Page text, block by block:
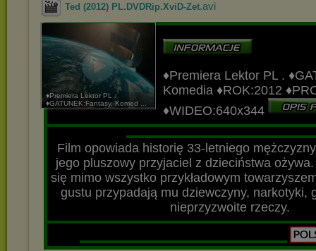
Ted (2012) PL.DVDRip.XviD-Zet.avi
♦Premiera Lektor PL .
♦GATUNEK:Fantasy, Komed ...
♦Premiera Lektor PL .
Komedia ♦ROK:2012
♦WIDEO:640x344
Film opowiada historię 33-letniego
jego pluszowy przyjaciel z dzieciństwa
się mimo wszystko przykładowym
gustu przypadają mu dziewczyny, narkotyki,
nieprzyzwoite rzeczy.
▬▬▬▬▬▬▬▬▬▬▬▬▬▬▬▬▬▬▬▬▬